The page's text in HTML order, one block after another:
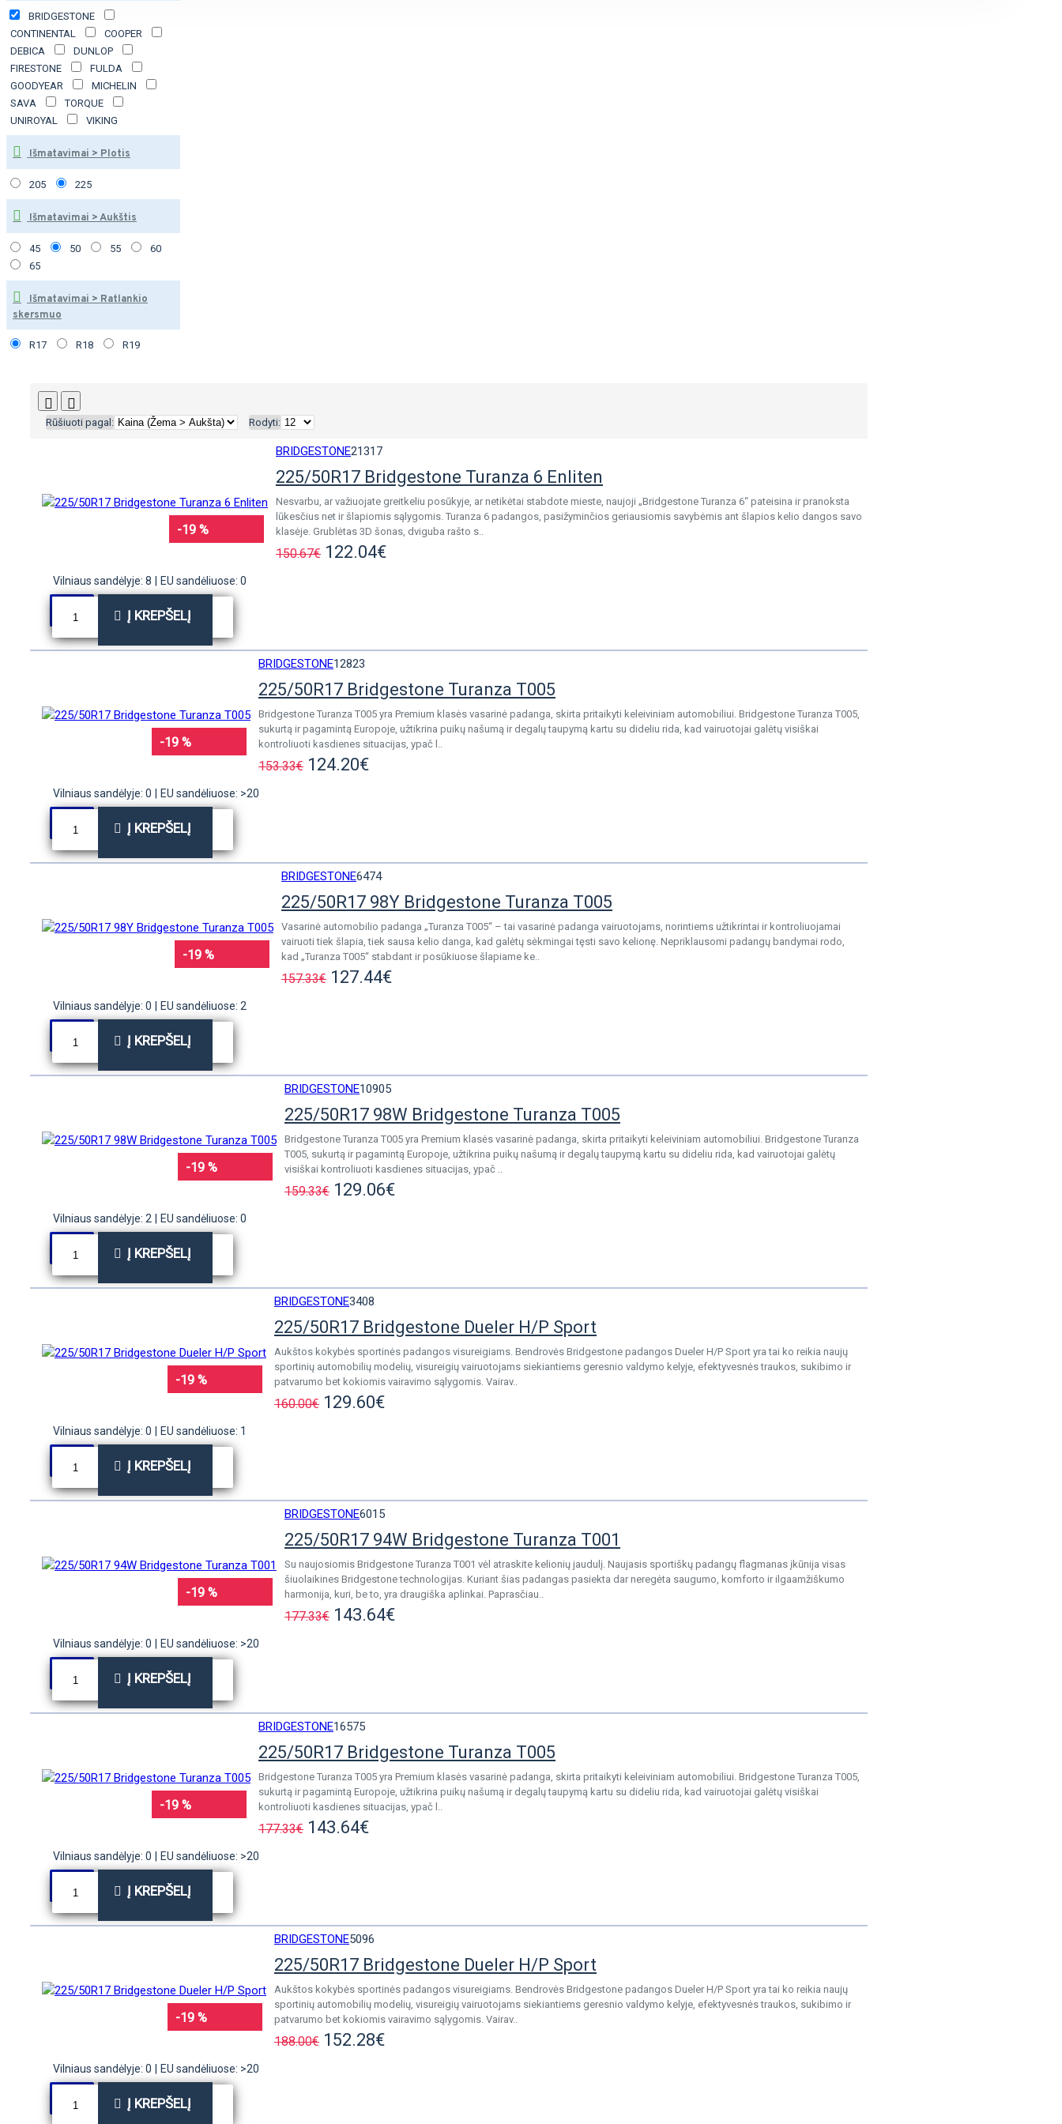
BRIDGESTONE
CONTINENTAL
COOPER
DEBICA
DUNLOP
FIRESTONE
FULDA
GOODYEAR
MICHELIN
SAVA
TORQUE
UNIROYAL
VIKING
Išmatavimai > Plotis
205 225
Išmatavimai > Aukštis
45 50 55
60
65
Išmatavimai > Ratlankio
skersmuo
R17 R18 R19
Rūšiuoti pagal: Rodyti:
-19 %
BRIDGESTONE21317
225/50R17 Bridgestone Turanza 6 Enliten
Nesvarbu, ar važiuojate greitkeliu posūkyje, ar netikėtai stabdote mieste, naujoji „Bridgestone Turanza 6“ pateisina ir pranoksta
lūkesčius net ir šlapiomis sąlygomis. Turanza 6 padangos, pasižyminčios geriausiomis savybėmis ant šlapios kelio dangos savo
klasėje. Grublėtas 3D šonas, dviguba rašto s..
150.67€ 122.04€
Vilniaus sandėlyje: 8 EU sandėliuose: 0
Į KREPŠELĮ
-19 %
BRIDGESTONE12823
225/50R17 Bridgestone Turanza T005
Bridgestone Turanza T005 yra Premium klasės vasarinė padanga, skirta pritaikyti keleiviniam automobiliui. Bridgestone Turanza T005,
sukurtą ir pagamintą Europoje, užtikrina puikų našumą ir degalų taupymą kartu su dideliu rida, kad vairuotojai galėtų visiškai
kontroliuoti kasdienes situacijas, ypač l..
153.33€ 124.20€
Vilniaus sandėlyje: 0 EU sandėliuose: >20
Į KREPŠELĮ
-19 %
BRIDGESTONE6474
225/50R17 98Y Bridgestone Turanza T005
Vasarinė automobilio padanga „Turanza T005“ – tai vasarinė padanga vairuotojams, norintiems užtikrintai ir kontroliuojamai
vairuoti tiek šlapia, tiek sausa kelio danga, kad galėtų sėkmingai tęsti savo kelionę. Nepriklausomi padangų bandymai rodo,
kad „Turanza T005“ stabdant ir posūkiuose šlapiame ke..
157.33€ 127.44€
Vilniaus sandėlyje: 0 EU sandėliuose: 2
Į KREPŠELĮ
-19 %
BRIDGESTONE10905
225/50R17 98W Bridgestone Turanza T005
Bridgestone Turanza T005 yra Premium klasės vasarinė padanga, skirta pritaikyti keleiviniam automobiliui. Bridgestone Turanza
T005, sukurtą ir pagamintą Europoje, užtikrina puikų našumą ir degalų taupymą kartu su dideliu rida, kad vairuotojai galėtų
visiškai kontroliuoti kasdienes situacijas, ypač ..
159.33€ 129.06€
Vilniaus sandėlyje: 2 EU sandėliuose: 0
Į KREPŠELĮ
-19 %
BRIDGESTONE3408
225/50R17 Bridgestone Dueler H/P Sport
Aukštos kokybės sportinės padangos visureigiams. Bendrovės Bridgestone padangos Dueler H/P Sport yra tai ko reikia naujų
sportinių automobilių modelių, visureigių vairuotojams siekiantiems geresnio valdymo kelyje, efektyvesnės traukos, sukibimo ir
patvarumo bet kokiomis vairavimo sąlygomis. Vairav..
160.00€ 129.60€
Vilniaus sandėlyje: 0 EU sandėliuose: 1
Į KREPŠELĮ
-19 %
BRIDGESTONE6015
225/50R17 94W Bridgestone Turanza T001
Su naujosiomis Bridgestone Turanza T001 vėl atraskite kelionių jaudulį. Naujasis sportiškų padangų flagmanas įkūnija visas
šiuolaikines Bridgestone technologijas. Kuriant šias padangas pasiekta dar neregėta saugumo, komforto ir ilgaamžiškumo
harmonija, kuri, be to, yra draugiška aplinkai. Paprasčiau..
177.33€ 143.64€
Vilniaus sandėlyje: 0 EU sandėliuose: >20
Į KREPŠELĮ
-19 %
BRIDGESTONE16575
225/50R17 Bridgestone Turanza T005
Bridgestone Turanza T005 yra Premium klasės vasarinė padanga, skirta pritaikyti keleiviniam automobiliui. Bridgestone Turanza T005,
sukurtą ir pagamintą Europoje, užtikrina puikų našumą ir degalų taupymą kartu su dideliu rida, kad vairuotojai galėtų visiškai
kontroliuoti kasdienes situacijas, ypač l..
177.33€ 143.64€
Vilniaus sandėlyje: 0 EU sandėliuose: >20
Į KREPŠELĮ
-19 %
BRIDGESTONE5096
225/50R17 Bridgestone Dueler H/P Sport
Aukštos kokybės sportinės padangos visureigiams. Bendrovės Bridgestone padangos Dueler H/P Sport yra tai ko reikia naujų
sportinių automobilių modelių, visureigių vairuotojams siekiantiems geresnio valdymo kelyje, efektyvesnės traukos, sukibimo ir
patvarumo bet kokiomis vairavimo sąlygomis. Vairav..
188.00€ 152.28€
Vilniaus sandėlyje: 0 EU sandėliuose: >20
Į KREPŠELĮ